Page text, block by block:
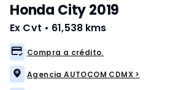
Honda City 2019
Ex Cvt • 61,538 kms
Compra a crédito.
Agencia AUTOCOM CDMX >